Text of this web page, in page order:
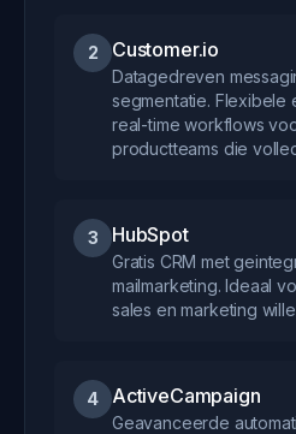
2 Customer.io
Datagedreven
segmentatie. Flexibele
real-time workflows
productteams die
3 HubSpot
Gratis CRM met
mailmarketing. Ideaal
sales en marketing
4 ActiveCampaign
Geavanceerde